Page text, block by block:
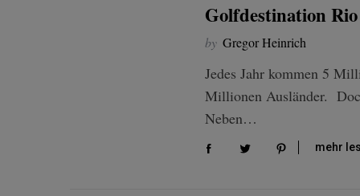
Golfdestination
by Gregor Heinrich
Jedes Jahr kommen 5
Millionen Ausländer.
Neben…
mehr